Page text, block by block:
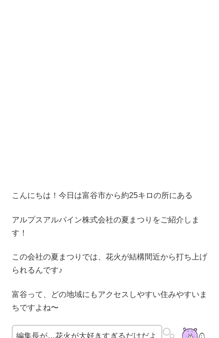
こんにちは！今日は富谷市から約25キロの所にある
アルプスアルパイン株式会社の夏まつりをご紹介しま
す！
この会社の夏まつりでは、花火が結構間近から打ち上げ
られるんです♪
富谷って、どの地域にもアクセスしやすい住みやすいま
ちですよね〜
編集長が…花火が大好きすぎるだけだよ